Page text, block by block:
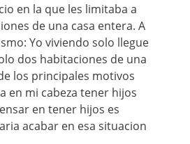
en la que les limitaba a
de una casa entera. A
Yo viviendo solo llegue
dos habitaciones de una
los principales motivos
en mi cabeza tener hijos
en tener hijos es
acabar en esa situacion